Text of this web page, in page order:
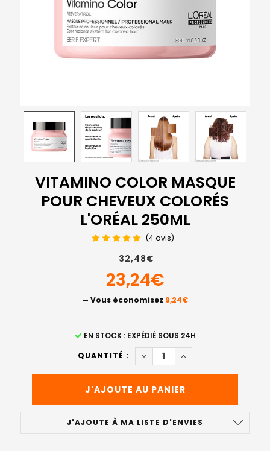
VITAMINO COLOR MASQUE
POUR CHEVEUX COLORÉS
L'ORÉAL 250ML
(4 avis)
32,48€
23,24€
— Vous économisez 9,24€
EN STOCK : EXPÉDIÉ SOUS 24H
QUANTITÉ :
DIMINUER LA QUANTITÉ DE
AUGMENTER LA
J'AJOUTE À MA LISTE D'ENVIES